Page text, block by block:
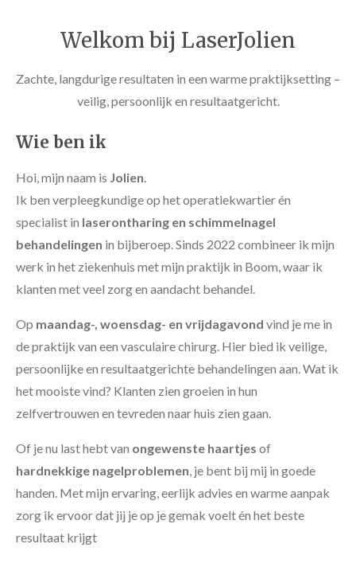
Welkom bij LaserJolien
Zachte, langdurige resultaten in een warme praktijksetting –
veilig, persoonlijk en resultaatgericht.
Wie ben ik
Hoi, mijn naam is Jolien.
Ik ben verpleegkundige op het operatiekwartier én
specialist in laserontharing en schimmelnagel
behandelingen in bijberoep. Sinds 2022 combineer ik mijn
werk in het ziekenhuis met mijn praktijk in Boom, waar ik
klanten met veel zorg en aandacht behandel.
Op maandag-, woensdag- en vrijdagavond vind je me in
de praktijk van een vasculaire chirurg. Hier bied ik veilige,
persoonlijke en resultaatgerichte behandelingen aan. Wat ik
het mooiste vind? Klanten zien groeien in hun
zelfvertrouwen en tevreden naar huis zien gaan.
Of je nu last hebt van ongewenste haartjes of
hardnekkige nagelproblemen, je bent bij mij in goede
handen. Met mijn ervaring, eerlijk advies en warme aanpak
zorg ik ervoor dat jij je op je gemak voelt én het beste
resultaat krijgt